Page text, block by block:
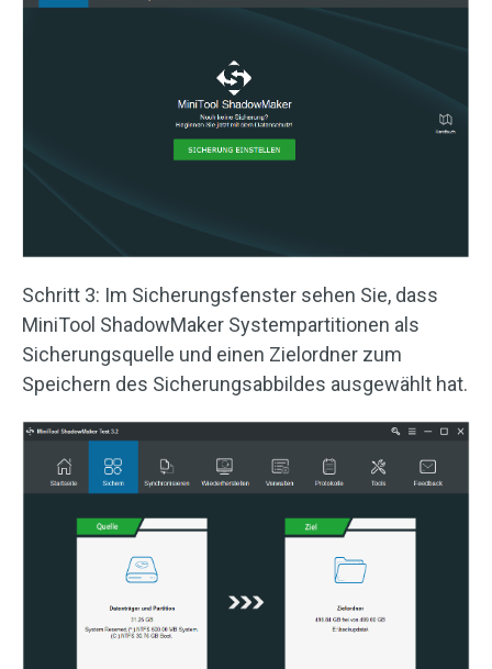
Schritt 3: Im Sicherungsfenster sehen Sie, dass
MiniTool ShadowMaker Systempartitionen als
Sicherungsquelle und einen Zielordner zum
Speichern des Sicherungsabbildes ausgewählt hat.